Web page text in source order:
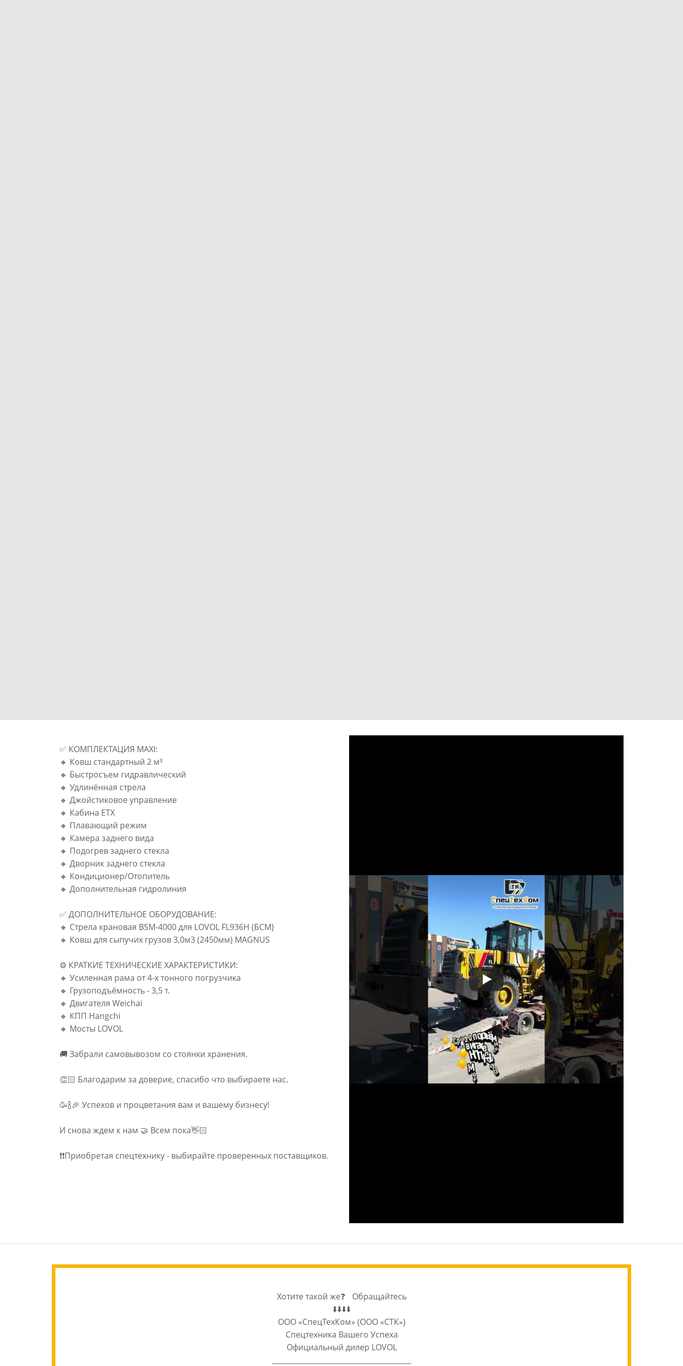
✅ КОМПЛЕКТАЦИЯ MAXI:
🔸 Ковш стандартный 2 м³
🔸 Быстросъем гидравлический
🔸 Удлинённая стрела
🔸 Джойстиковое управление
🔸 Кабина ETX
🔸 Плавающий режим
🔸 Камера заднего вида
🔸 Подогрев заднего стекла
🔸 Дворник заднего стекла
🔸 Кондиционер/Отопитель
🔸 Дополнительная гидролиния
✅ ДОПОЛНИТЕЛЬНОЕ ОБОРУДОВАНИЕ:
🔸 Стрела крановая BSM-4000 для LOVOL FL936H (БСМ)
🔸 Ковш для сыпучих грузов 3,0м3 (2450мм) MAGNUS
⚙️ КРАТКИЕ ТЕХНИЧЕСКИЕ ХАРАКТЕРИСТИКИ:
🔸 Усиленная рама от 4-х тонного погрузчика
🔸 Грузоподъёмность - 3,5 т.
🔸 Двигателя Weichai
🔸 КПП Hangchi
🔸 Мосты LOVOL
🚚 Забрали самовывозом со стоянки хранения.
👏🏻 Благодарим за доверие, спасибо что выбираете нас.
🥳🍾🎉 Успехов и процветания вам и вашему бизнесу!
И снова ждем к нам 🤝 Всем пока👋🏻
❗️❗️Приобретая спецтехнику - выбирайте проверенных поставщиков.
Хотите такой же❓ Обращайтесь
⬇️⬇️⬇️⬇️
ООО «СпецТехКом» (ООО «СТК»)
Спецтехника Вашего Успеха
Официальный дилер LOVOL